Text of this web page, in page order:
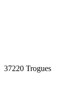
37220 Trogues